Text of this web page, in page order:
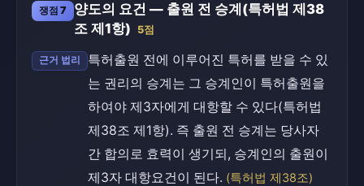
쟁점 7
양도의 요건 — 출원 전 승계(특허법 제38
조 제1항) 5점
근거 법리
특허출원 전에 이루어진 특허를 받을 수 있
는 권리의 승계는 그 승계인이 특허출원을
하여야 제3자에게 대항할 수 있다(특허법
제38조 제1항). 즉 출원 전 승계는 당사자
간 합의로 효력이 생기되, 승계인의 출원이
제3자 대항요건이 된다. (특허법 제38조)